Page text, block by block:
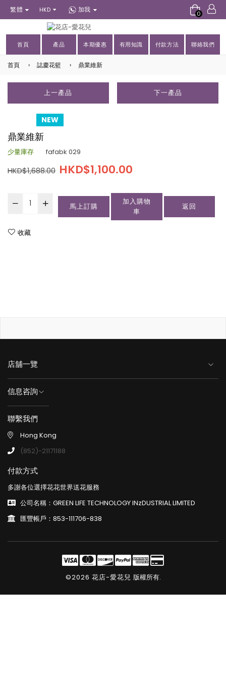
繁體 HKD 加我 0
首頁 產品 本期優惠 有用知識 付款方法 聯絡我們
首頁 › 誌慶花籃 › 鼎業維新
上一產品 下一產品
NEW
鼎業維新
少量庫存 fafabk 029
HKD$1,688.00 HKD$1,100.00
馬上訂購
加入購物
車
返回
收藏
店舖一覽
信息咨詢
聯繫我們
Hong Kong
(852)-21171188
付款方式
多謝各位選擇花花世界送花服務
公司名稱：GREEN LIFE TECHNOLOGY INzDUSTRIAL LIMITED
匯豐帳戶：853-111706-838
©2026 花店-愛花兒 版權所有.